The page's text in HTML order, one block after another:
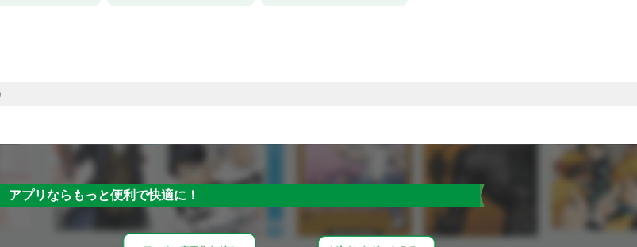
アプリならもっと便利で快適に！